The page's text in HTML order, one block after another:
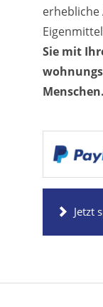
erhebliche
Sie mit
Menschen.
Jetzt